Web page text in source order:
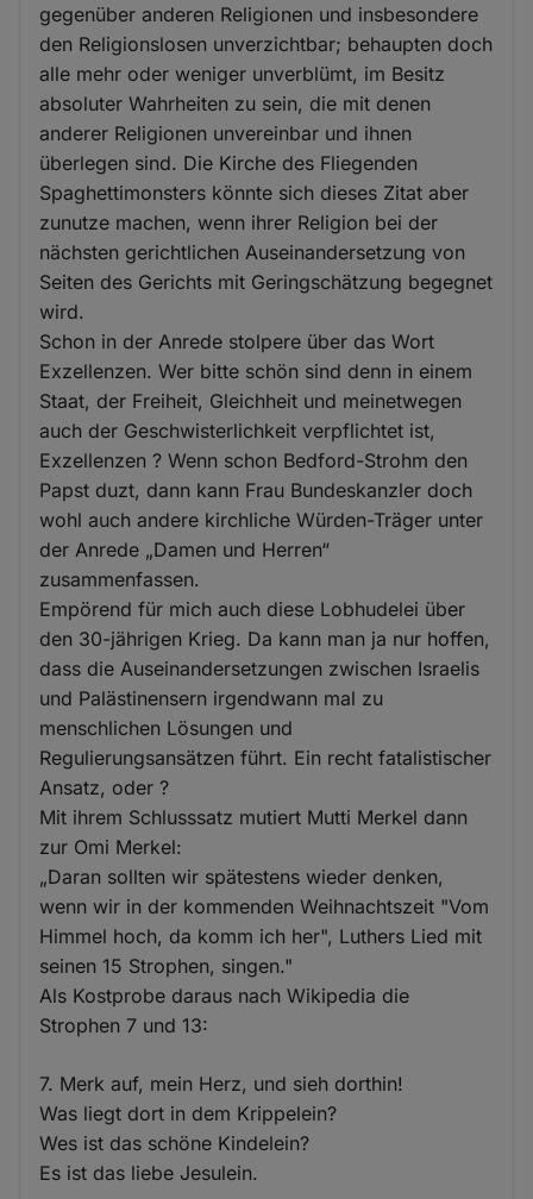
gegenüber anderen Religionen und insbesondere
den Religionslosen unverzichtbar; behaupten doch
alle mehr oder weniger unverblümt, im Besitz
absoluter Wahrheiten zu sein, die mit denen
anderer Religionen unvereinbar und ihnen
überlegen sind. Die Kirche des Fliegenden
Spaghettimonsters könnte sich dieses Zitat aber
zunutze machen, wenn ihrer Religion bei der
nächsten gerichtlichen Auseinandersetzung von
Seiten des Gerichts mit Geringschätzung begegnet
wird.
Schon in der Anrede stolpere über das Wort
Exzellenzen. Wer bitte schön sind denn in einem
Staat, der Freiheit, Gleichheit und meinetwegen
auch der Geschwisterlichkeit verpflichtet ist,
Exzellenzen ? Wenn schon Bedford-Strohm den
Papst duzt, dann kann Frau Bundeskanzler doch
wohl auch andere kirchliche Würden-Träger unter
der Anrede „Damen und Herren“
zusammenfassen.
Empörend für mich auch diese Lobhudelei über
den 30-jährigen Krieg. Da kann man ja nur hoffen,
dass die Auseinandersetzungen zwischen Israelis
und Palästinensern irgendwann mal zu
menschlichen Lösungen und
Regulierungsansätzen führt. Ein recht fatalistischer
Ansatz, oder ?
Mit ihrem Schlusssatz mutiert Mutti Merkel dann
zur Omi Merkel:
„Daran sollten wir spätestens wieder denken,
wenn wir in der kommenden Weihnachtszeit "Vom
Himmel hoch, da komm ich her", Luthers Lied mit
seinen 15 Strophen, singen."
Als Kostprobe daraus nach Wikipedia die
Strophen 7 und 13:
7. Merk auf, mein Herz, und sieh dorthin!
Was liegt dort in dem Krippelein?
Wes ist das schöne Kindelein?
Es ist das liebe Jesulein.